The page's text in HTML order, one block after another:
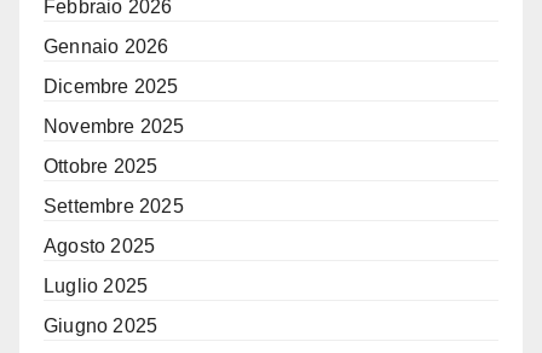
Febbraio 2026
Gennaio 2026
Dicembre 2025
Novembre 2025
Ottobre 2025
Settembre 2025
Agosto 2025
Luglio 2025
Giugno 2025